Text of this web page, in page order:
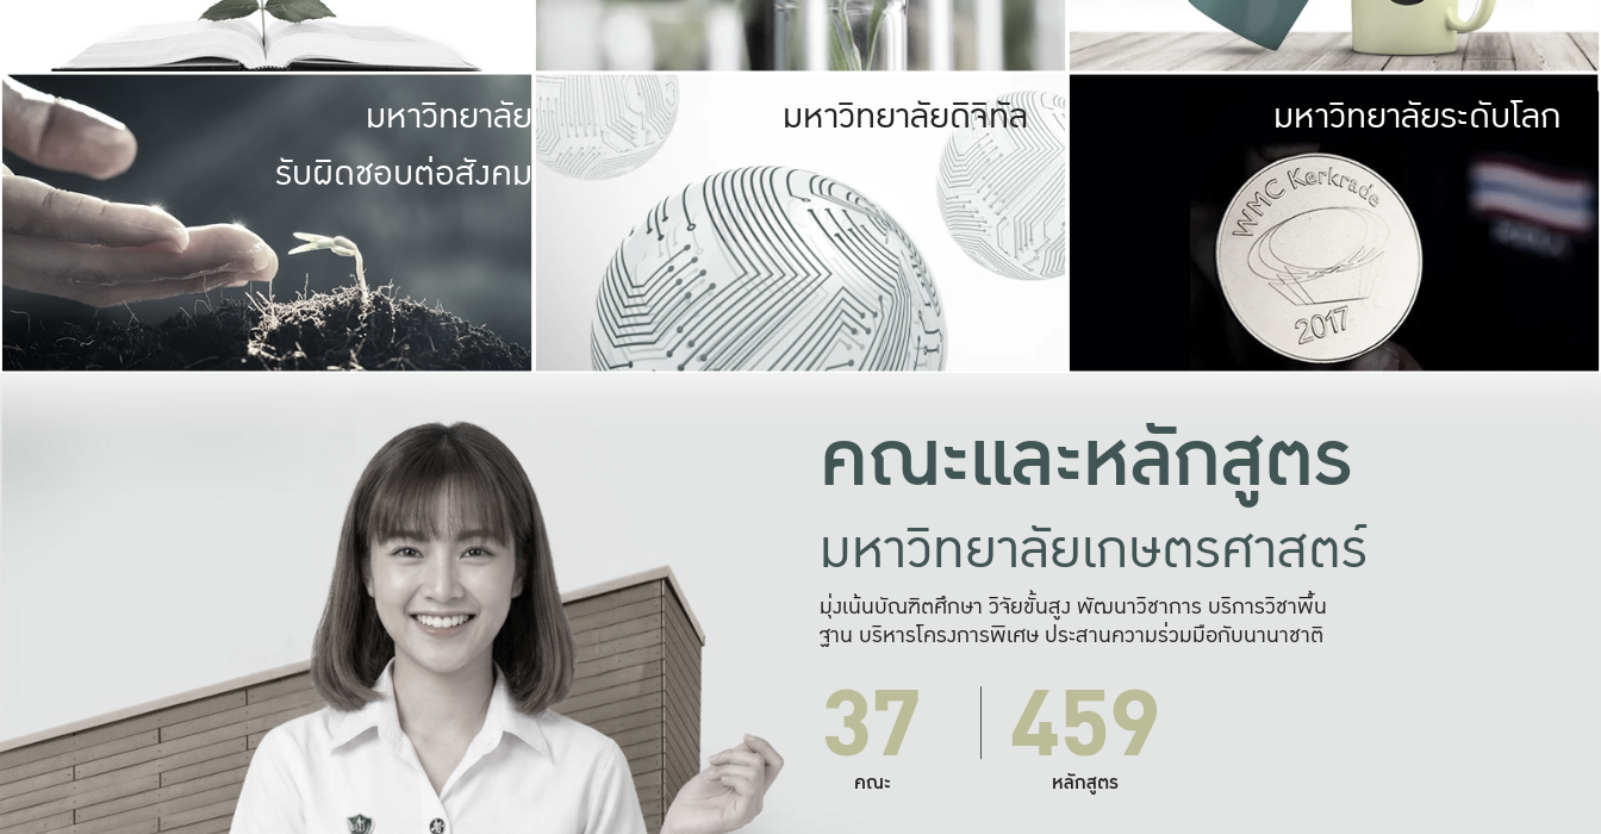
มหาวิทยาลัย
รับผิดชอบต่อสังคม
มหาวิทยาลัยรับผิดชอบต่อสังคม
ร่วมมือกับชุมชน เพื่อความกินดีอยู่ดี
และความสุขอย่างยั่งยืน
มองปัญหาในภาพกว้าง
แก้ไขจากปัญหาจุดเล็กๆ
มหาวิทยาลัยดิจิทัล มหาวิทยา
พร้อมที่จ
และผลักดันในการใช้ระบบส
เพื่อการทำงานแ
มหาวิทยาลัยระดับโลก
คณะและหลักสูตร
มหาวิทยาลัยเกษตรศาสตร์
มุ่งเน้นบัณฑิตศึกษา วิจัยขั้นสูง พัฒนาวิชาการ บริการวิชาพื้น
ฐาน บริหารโครงการพิเศษ ประสานความร่วมมือกับนานาชาติ
37
คณะ 459
หลักสูตร